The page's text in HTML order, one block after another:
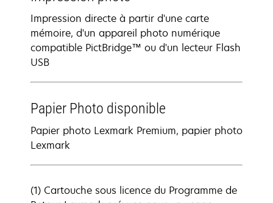
Impression directe à partir d'une carte
mémoire, d'un appareil photo numérique
compatible PictBridge™ ou d'un lecteur Flash
USB
Papier Photo disponible
Papier photo Lexmark Premium, papier photo
Lexmark
(1) Cartouche sous licence du Programme de